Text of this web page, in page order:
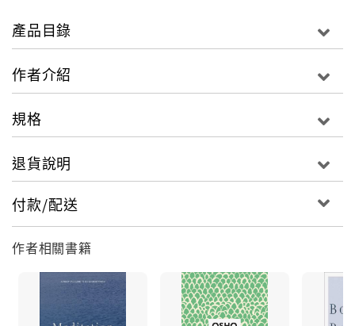
產品目錄
作者介紹
規格
退貨說明
付款/配送
作者相關書籍